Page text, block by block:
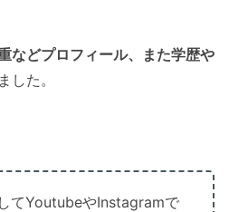
などプロフィール、また学歴や
した。
てYoutubeやInstagramで